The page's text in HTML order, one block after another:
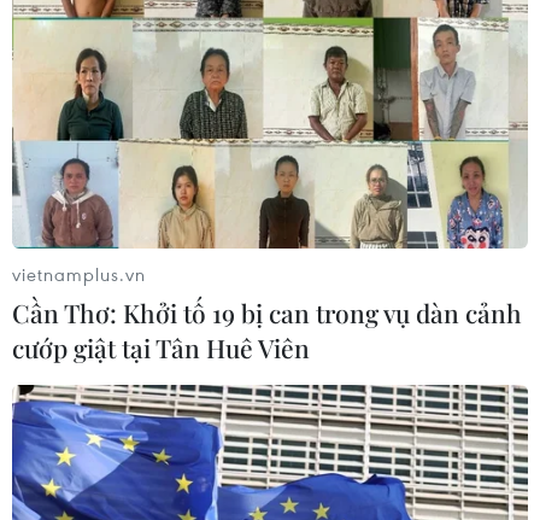
Iran tuyên bố chưa đạt đủ điều kiện
để mở lại eo biển Hormuz
03/08/2026 15:59
Làn sóng người Israel di cư ra nước
ngoài vẫn ở mức kỷ lục
03/08/2026 11:32
Tín hiệu tích cực đối với tiến trình
phục hồi kinh tế của Syria
03/08/2026 07:22
vietnamplus.vn
Cần Thơ: Khởi tố 19 bị can trong vụ dàn cảnh
cướp giật tại Tân Huê Viên